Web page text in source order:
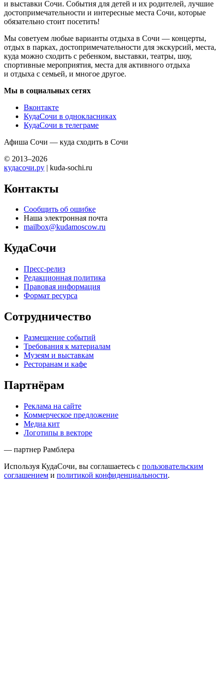
и выставки Сочи. События для детей и их родителей, лучшие
достопримечательности и интересные места Сочи, которые
обязательно стоит посетить!
Мы советуем любые варианты отдыха в Сочи — концерты,
отдых в парках, достопримечательности для экскурсий, места,
куда можно сходить с ребенком, выставки, театры, шоу,
спортивные мероприятия, места для активного отдыха
и отдыха с семьей, и многое другое.
Мы в социальных сетях
Вконтакте
КудаСочи в однокласниках
КудаСочи в телеграме
Афиша Сочи — куда сходить в Сочи
© 2013–2026
кудасочи.ру | kuda-sochi.ru
Контакты
Сообщить об ошибке
Наша электронная почта
mailbox@kudamoscow.ru
КудаСочи
Пресс-релиз
Редакционная политика
Правовая информация
Формат ресурса
Сотрудничество
Размещение событий
Требования к материалам
Музеям и выставкам
Ресторанам и кафе
Партнёрам
Реклама на сайте
Коммерческое предложение
Медиа кит
Логотипы в векторе
— партнер Рамблера
Используя КудаСочи, вы соглашаетесь с пользовательским
соглашением и политикой конфиденциальности.